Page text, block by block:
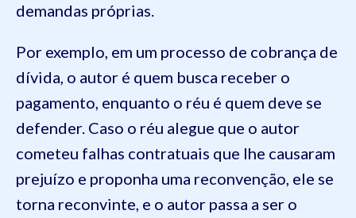
demandas próprias.
Por exemplo, em um processo de cobrança de
dívida, o autor é quem busca receber o
pagamento, enquanto o réu é quem deve se
defender. Caso o réu alegue que o autor
cometeu falhas contratuais que lhe causaram
prejuízo e proponha uma reconvenção, ele se
torna reconvinte, e o autor passa a ser o